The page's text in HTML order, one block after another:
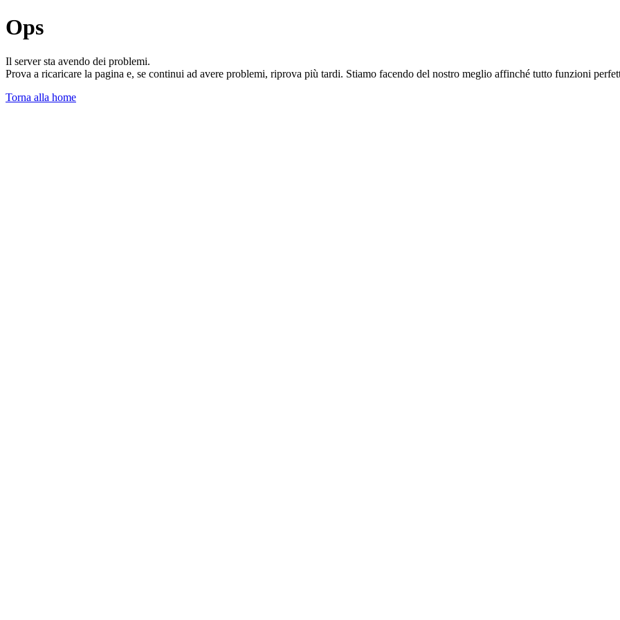
Ops
Il server sta avendo dei problemi.
Prova a ricaricare la pagina e, se continui ad avere problemi, riprova più tardi. Stiamo facendo del nostro meglio affinché tutto funzioni
Torna alla home